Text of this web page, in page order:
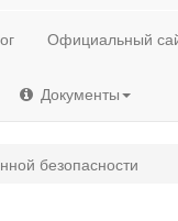
Официальный
Документы
безопасности